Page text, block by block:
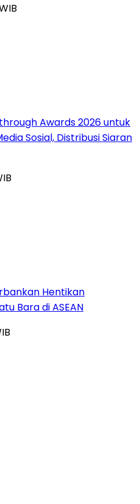
Awards 2026 untuk
Sosial, Distribusi Siaran
Hentikan
Bara di ASEAN